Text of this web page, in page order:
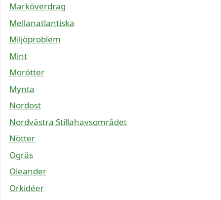
Marköverdrag
Mellanatlantiska
Miljöproblem
Mint
Morötter
Mynta
Nordost
Nordvästra Stillahavsområdet
Nötter
Ogräs
Oleander
Orkidéer